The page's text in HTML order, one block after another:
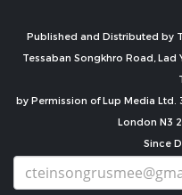
Published and Distributed by
Tessaban Songkhro Road, Lad
by Permission of Lup Media Ltd.
London N3
Since